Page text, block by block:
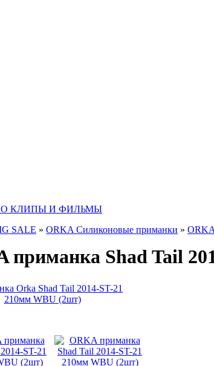
КЛИПЫ И ФИЛЬМЫ
SALE » ORKA Силиконовые приманки »
приманка Shad Tail